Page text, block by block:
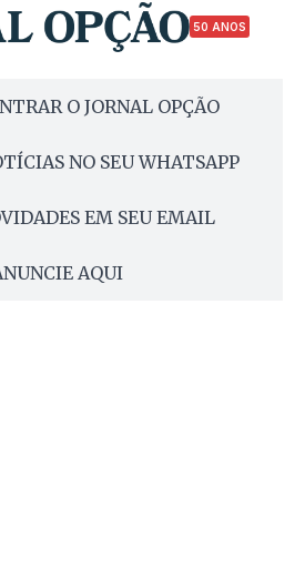
50 ANOS
O JORNAL OPÇÃO
NO SEU WHATSAPP
EM SEU EMAIL
AQUI